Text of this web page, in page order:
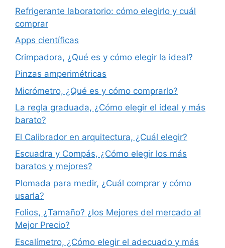
Refrigerante laboratorio: cómo elegirlo y cuál
comprar
Apps científicas
Crimpadora, ¿Qué es y cómo elegir la ideal?
Pinzas amperimétricas
Micrómetro, ¿Qué es y cómo comprarlo?
La regla graduada, ¿Cómo elegir el ideal y más
barato?
El Calibrador en arquitectura, ¿Cuál elegir?
Escuadra y Compás, ¿Cómo elegir los más
baratos y mejores?
Plomada para medir, ¿Cuál comprar y cómo
usarla?
Folios, ¿Tamaño? ¿los Mejores del mercado al
Mejor Precio?
Escalímetro, ¿Cómo elegir el adecuado y más